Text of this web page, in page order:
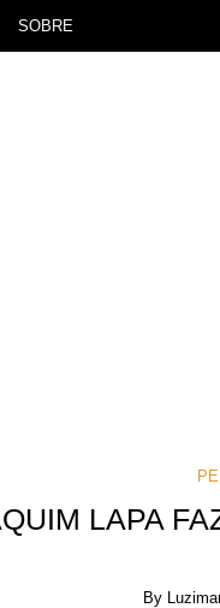
SOBRE
LAPA
By